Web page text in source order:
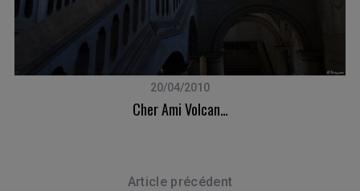
20/04/2010
Cher Ami Volcan…
Article précédent